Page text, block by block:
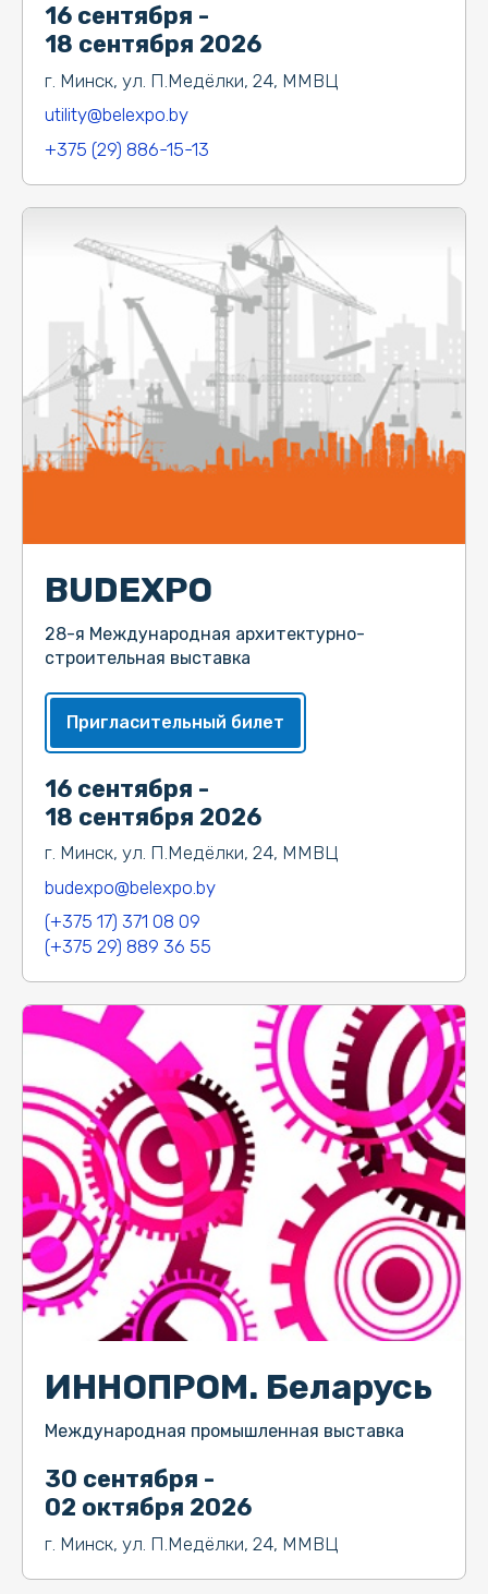
16 сентября -
18 сентября 2026
г. Минск, ул. П.Медёлки, 24, ММВЦ
utility@belexpo.by
+375 (29) 886-15-13
16 сентября -
18 сентября 2026
г. Минск, ул. П.Медёлки, 24, ММВЦ
budexpo@belexpo.by
(+375 17) 371 08 09
(+375 29) 889 36 55
BUDEXPO
28-я Международная архитектурно-
строительная выставка
Пригласительный билет
30 сентября -
02 октября 2026
г. Минск, ул. П.Медёлки, 24, ММВЦ
ИННОПРОМ. Беларусь
Международная промышленная выставка